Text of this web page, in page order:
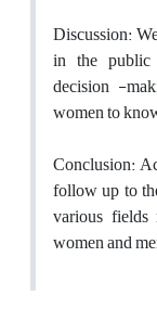
Discussion:
in the public
decision -
women to
Conclusion:
follow up to
various fields
women and